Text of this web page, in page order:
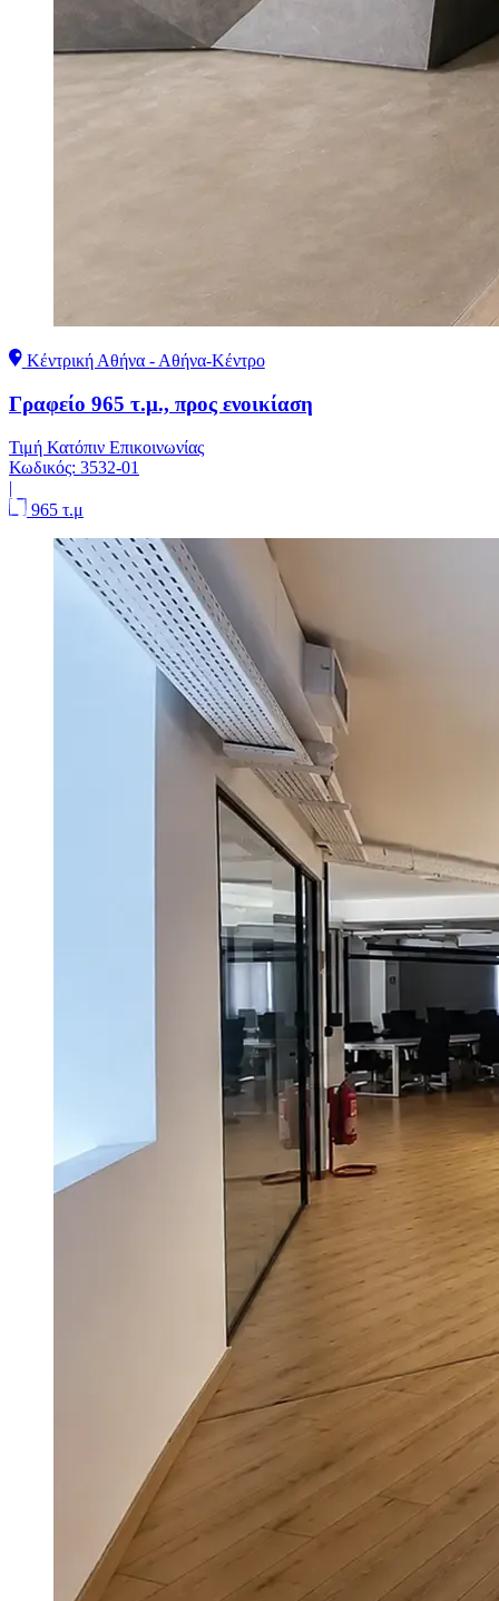
Κέντρική Αθήνα - Αθήνα-Κέντρο
Γραφείο 965 τ.μ., προς ενοικίαση
Τιμή Κατόπιν Επικοινωνίας
Κωδικός: 3532-01
|
965 τ.μ